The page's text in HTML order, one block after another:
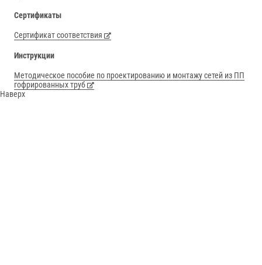
Сертификаты
Сертификат соответствия
Инструкции
Методическое пособие по проектированию и монтажу сетей из ПП
гофрированных труб
Наверх